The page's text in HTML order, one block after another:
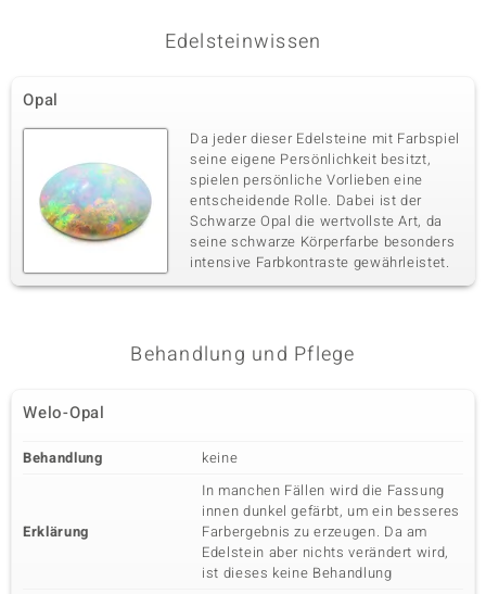
Edelsteinwissen
Opal
Da jeder dieser Edelsteine mit Farbspiel
seine eigene Persönlichkeit besitzt,
spielen persönliche Vorlieben eine
entscheidende Rolle. Dabei ist der
Schwarze Opal die wertvollste Art, da
seine schwarze Körperfarbe besonders
intensive Farbkontraste gewährleistet.
Behandlung und Pflege
Welo-Opal
Behandlung keine
Erklärung
In manchen Fällen wird die Fassung
innen dunkel gefärbt, um ein besseres
Farbergebnis zu erzeugen. Da am
Edelstein aber nichts verändert wird,
ist dieses keine Behandlung